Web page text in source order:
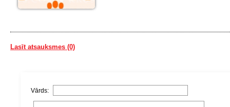
Lasīt atsauksmes (0)
Vārds: